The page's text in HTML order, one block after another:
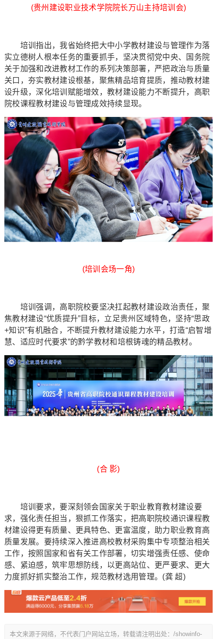
(贵州建设职业技术学院院长万山主持培训会)
培训指出，我省始终把大中小学教材建设与管理作为落
实立德树人根本任务的重要抓手，坚决贯彻党中央、国务院
关于加强和改进教材工作的系列决策部署，严把政治与质量
关口，夯实教材建设根基，聚焦精品培育提质，推动教材建
设升级，深化培训赋能增效，教材建设能力不断提升，高职
院校课程教材建设与管理成效持续显现。
(培训会场一角)
培训强调，高职院校要坚决扛起教材建设政治责任，聚
焦教材建设“优质提升”目标，立足贵州区域特色，坚持“思政
+知识”有机融合，不断提升教材建设能力水平，打造“启智增
慧、适应时代要求”的黔学教材和培根铸魂的精品教材。
(合 影)
培训要求，要深刻领会国家关于职业教育教材建设要
求，强化责任担当，狠抓工作落实，把高职院校通识课程教
材建设得更有质量、更具特色、更富温度，助力职业教育高
质量发展。要持续深入推进高校教材采购集中专项整治相关
工作，按照国家和省有关工作部署，切实增强责任感、使命
感、紧迫感，筑牢思想防线，以更高站位、更严要求、更大
力度抓好抓实整治工作，规范教材选用管理。(龚 超)
本文来源于网络，不代表门户网站立场，转载请注明出处：/showinfo-